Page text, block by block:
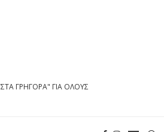
ΓΡΗΓΟΡΑ" ΓΙΑ ΟΛΟΥΣ